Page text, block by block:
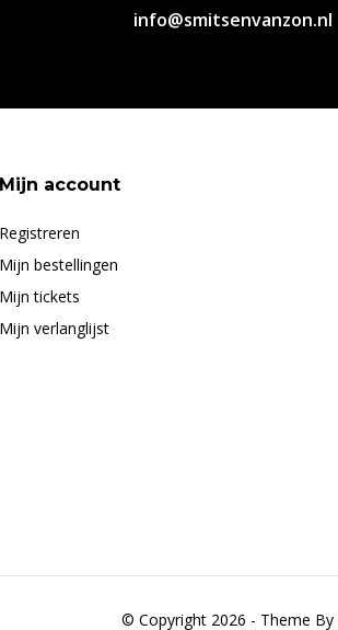
info@smitsenvanzon.nl
Mijn account
Registreren
Mijn bestellingen
Mijn tickets
Mijn verlanglijst
© Copyright 2026 - Theme By